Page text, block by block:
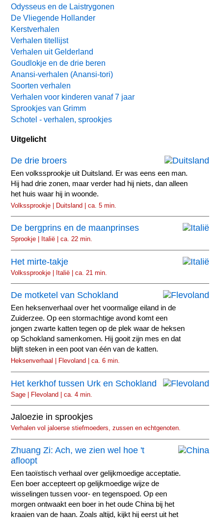
Odysseus en de Laistrygonen
De Vliegende Hollander
Kerstverhalen
Verhalen titellijst
Verhalen uit Gelderland
Goudlokje en de drie beren
Anansi-verhalen (Anansi-tori)
Soorten verhalen
Verhalen voor kinderen vanaf 7 jaar
Sprookjes van Grimm
Schotel - verhalen, sprookjes
Uitgelicht
De drie broers
Een volkssprookje uit Duitsland. Er was eens een man.
Hij had drie zonen, maar verder had hij niets, dan alleen
het huis waar hij in woonde.
Volkssprookje | Duitsland | ca. 5 min.
De bergprins en de maanprinses
Sprookje | Italië | ca. 22 min.
Het mirte-takje
Volkssprookje | Italië | ca. 21 min.
De motketel van Schokland
Een heksenverhaal over het voormalige eiland in de
Zuiderzee. Op een stormachtige avond komt een
jongen zwarte katten tegen op de plek waar de heksen
op Schokland samenkomen. Hij gooit zijn mes en dat
blijft steken in een poot van één van de katten.
Heksenverhaal | Flevoland | ca. 6 min.
Het kerkhof tussen Urk en Schokland
Sage | Flevoland | ca. 4 min.
Jaloezie in sprookjes
Verhalen vol jaloerse stiefmoeders, zussen en echtgenoten.
Zhuang Zi: Ach, we zien wel hoe 't
afloopt
Een taoïstisch verhaal over gelijkmoedige acceptatie.
Een boer accepteert op gelijkmoedige wijze de
wisselingen tussen voor- en tegenspoed. Op een
morgen ontwaakt een boer in het oude China bij het
kraaien van de haan. Zoals altijd, kijkt hij eerst uit het